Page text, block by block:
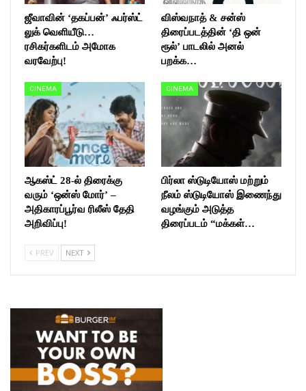
ஜீவாவின் ‘தகப்பன்’ ஃபர்ஸ்ட்
லுக் வெளியீடு…
ரசிகர்களிடம் அமோக
வரவேற்பு!
விஸ்வநாத் & சன்ஸ்
திரைப்படத்தின் ‘தி ஒன்
ரூல்’ பாடலில் அனல்
பறக்க…
CINEMA
ஆகஸ்ட் 28-ல் திரைக்கு
வரும் ‘ஒன்ஸ் மோர்’ –
அதிகாரப்பூர்வ ரிலீஸ் தேதி
அறிவிப்பு!
CINEMA
பிர்லா ஸ்டுடியோஸ் மற்றும்
நீலம் ஸ்டுடியோஸ் இணைந்து
வழங்கும் அடுத்த
திரைப்படம் “மக்கள்…
PREV NEXT